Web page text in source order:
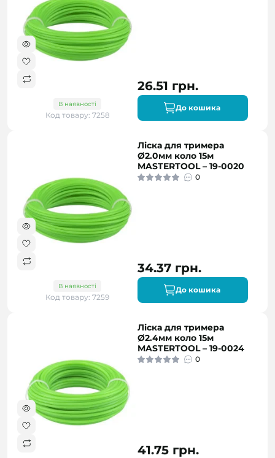
В наявності
Код товару: 7258
26.51 грн.
До кошика
В наявності
Код товару: 7259
Ліска для тримера
Ø2.0мм коло 15м
MASTERTOOL – 19-0020
0
34.37 грн.
До кошика
Ліска для тримера
Ø2.4мм коло 15м
MASTERTOOL – 19-0024
0
41.75 грн.